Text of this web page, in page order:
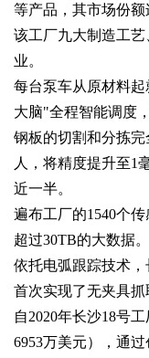
等产品，其市场份额
该工厂九大制造工
业。
每台泵车从原材料
大脑"全程智能调度
钢板的切割和分拣
人，将精度提升至1
近一半。
遍布工厂的1540个
超过30TB的大数据。
依托电弧跟踪技术
首次实现了无夹具抓
自2020年长沙18号
6953万美元），通